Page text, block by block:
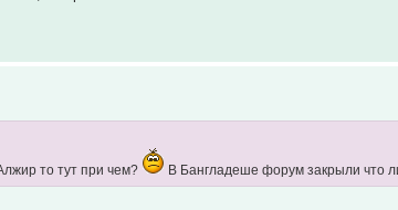
то тут при чем? В Бангладеше форум закрыли что